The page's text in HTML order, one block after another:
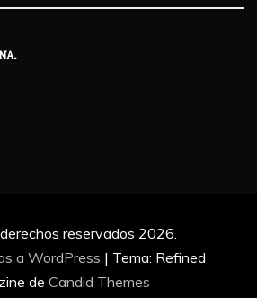
reservados 2026.
a WordPress | Tema: Refined
de Candid Themes